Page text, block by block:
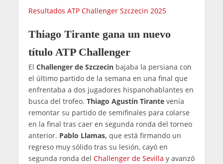
Resultados ATP Challenger Szczecin 2025
Thiago Tirante gana un nuevo
título ATP Challenger
El Challenger de Szczecinbajaba la persiana con
el último partido de la semana en una final que
enfrentaba a dos jugadores hispanohablantes en
busca del trofeo. Thiago Agustín Tirantevenía
remontar su partido de semifinales para colarse
en la final tras caer en segunda ronda del torneo
anterior. Pablo Llamas, que está firmando un
regreso muy sólido tras su lesión, cayó en
segunda ronda del Challenger de Sevilla y avanzó